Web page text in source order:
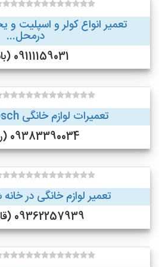
تعمیر انواع کولر و اسپلیت و
درمحل...
09111159031 (بابل )
تعمیرات لوازم خانگی Bosch (تعمیرکار)
09383390034 (رامسر )
تعمیر لوازم خانگی در خانه
09362257939 (قائم‌شهر )